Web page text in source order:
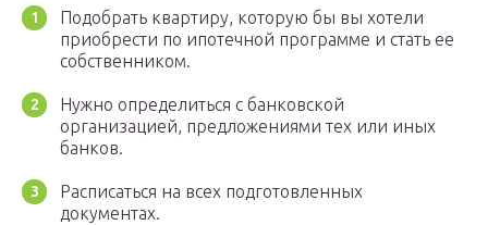
Подобрать квартиру, которую бы вы хотели
приобрести по ипотечной программе и стать ее
собственником.
Нужно определиться с банковской
организацией, предложениями тех или иных
банков.
Расписаться на всех подготовленных
документах.